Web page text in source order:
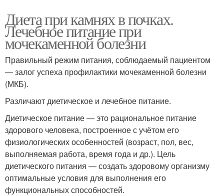
Диета при камнях в почках.
Лечебное питание при
мочекаменной болезни
Правильный режим питания, соблюдаемый пациентом
— залог успеха профилактики мочекаменной болезни
(МКБ).
Различают диетическое и лечебное питание.
Диетическое питание — это рациональное питание
здорового человека, построенное с учётом его
физиологических особенностей (возраст, пол, вес,
выполняемая работа, время года и др.). Цель
диетического питания — создать здоровому организму
оптимальные условия для выполнения его
функциональных способностей.